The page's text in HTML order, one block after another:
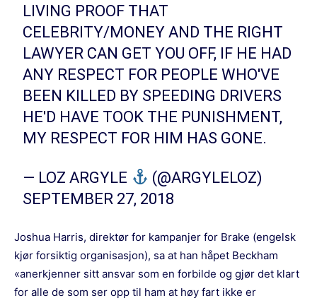
LIVING PROOF THAT
CELEBRITY/MONEY AND THE RIGHT
LAWYER CAN GET YOU OFF, IF HE HAD
ANY RESPECT FOR PEOPLE WHO'VE
BEEN KILLED BY SPEEDING DRIVERS
HE'D HAVE TOOK THE PUNISHMENT,
MY RESPECT FOR HIM HAS GONE.
— LOZ ARGYLE
(@ARGYLELOZ)
SEPTEMBER 27, 2018
Joshua Harris, direktør for kampanjer for Brake (engelsk
kjør forsiktig organisasjon), sa at han håpet Beckham
«anerkjenner sitt ansvar som en forbilde og gjør det klart
for alle de som ser opp til ham at høy fart ikke er